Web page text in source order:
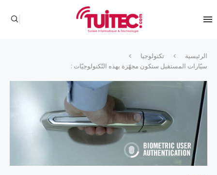
الرئيسية
تكنولوجيا
سيّارات المستقبل ستكون مجهّزة بهذه التّكنولوجيّات :